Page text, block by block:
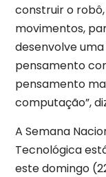
construir o
movimentos,
desenvolve
pensamento
pensamento
computação”,
A Semana
Tecnológica
este domingo